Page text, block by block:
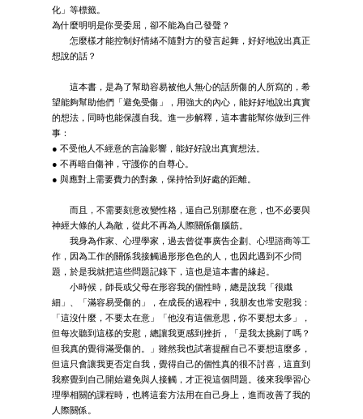
化」等標籤。
為什麼明明是你受委屈，卻不能為自己發聲？
怎麼樣才能控制好情緒不隨對方的發言起舞，好好地說出真正
想說的話？
這本書，是為了幫助容易被他人無心的話所傷的人所寫的，希
望能夠幫助他們「避免受傷」，用強大的內心，能好好地說出真實
的想法，同時也能保護自我。進一步解釋，這本書能幫你做到三件
事：
● 不受他人不經意的言論影響，能好好說出真實想法。
● 不再暗自傷神，守護你的自尊心。
● 與應對上需要費力的對象，保持恰到好處的距離。
而且，不需要刻意改變性格，逼自己別那麼在意，也不必要與
神經大條的人為敵，從此不再為人際關係傷腦筋。
我身為作家、心理學家，過去曾從事廣告企劃、心理諮商等工
作，因為工作的關係我接觸過形形色色的人，也因此遇到不少問
題，於是我就把這些問題記錄下，這也是這本書的緣起。
小時候，師長或父母在形容我的個性時，總是說我「很纖
細」、「滿容易受傷的」，在成長的過程中，我朋友也常安慰我：
「這沒什麼，不要太在意」「他沒有這個意思，你不要想太多」，
但每次聽到這樣的安慰，總讓我更感到挫折，「是我太挑剔了嗎？
但我真的覺得滿受傷的。」雖然我也試著提醒自己不要想這麼多，
但這只會讓我更否定自我，覺得自己的個性真的很不討喜，這直到
我察覺到自己開始避免與人接觸，才正視這個問題。後來我學習心
理學相關的課程時，也將這套方法用在自己身上，進而改善了我的
人際關係。